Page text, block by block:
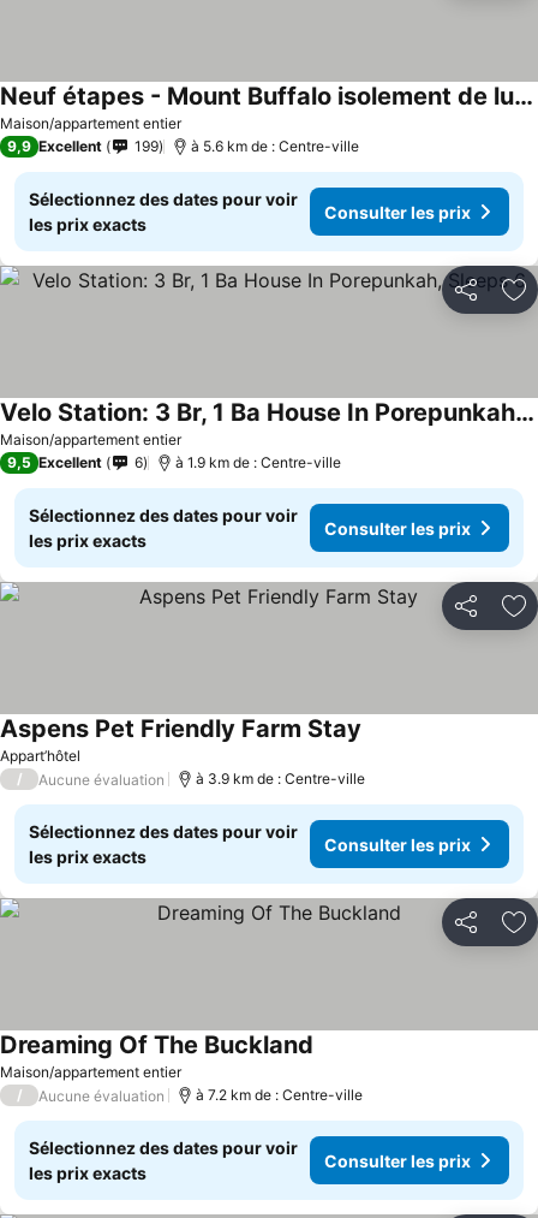
Maison/appartement entier
Neuf étapes - Mount Buffalo isolement de luxe
Consulter les prix
9,9 Excellent 199 à 5.6 km de : Centre-ville
Sélectionnez des dates pour voir
les prix exacts
Consulter les prix
Partager
Maison/appartement entier
Velo Station: 3 Br, 1 Ba House In Porepunkah, Sleeps 6
Consulter les prix
9,5 Excellent 6 à 1.9 km de : Centre-ville
Sélectionnez des dates pour voir
les prix exacts
Consulter les prix
Partager
Appart’hôtel
Aspens Pet Friendly Farm Stay
/ Aucune évaluation à 3.9 km de : Centre-ville
Sélectionnez des dates pour voir
les prix exacts
Consulter les prix
Partager
Maison/appartement entier
Dreaming Of The Buckland
/ Aucune évaluation à 7.2 km de : Centre-ville
Sélectionnez des dates pour voir
les prix exacts
Consulter les prix